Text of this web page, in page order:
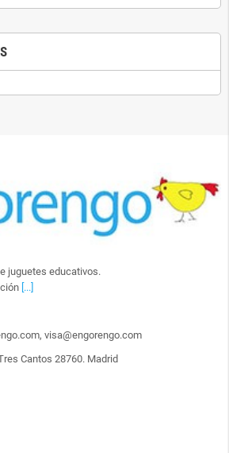
juguetes educativos.
[...]
visa@engorengo.com
Cantos 28760. Madrid